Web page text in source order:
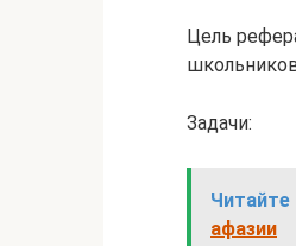
Цель
Задачи:
афазии